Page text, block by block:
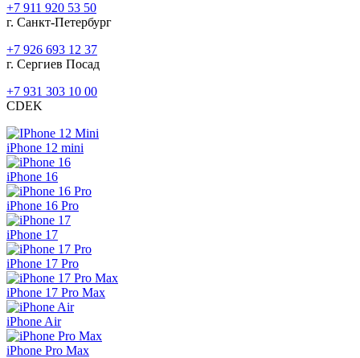
+7 911 920 53 50
г. Санкт-Петербург
+7 926 693 12 37
г. Сергиев Посад
+7 931 303 10 00
CDEK
iPhone 12 mini
iPhone 16
iPhone 16 Pro
iPhone 17
iPhone 17 Pro
iPhone 17 Pro Max
iPhone Air
iPhone Pro Max